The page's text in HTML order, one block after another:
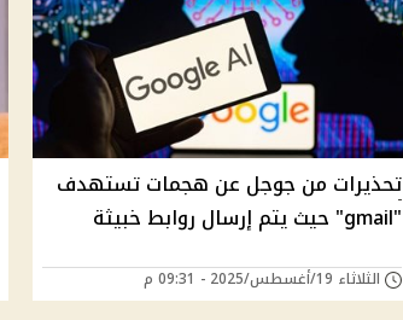
تحذيرات من جوجل عن هجمات تستهدف
"gmail" حيث يتم إرسال روابط خبيثة
الثلاثاء 19/أغسطس/2025 - 09:31 م